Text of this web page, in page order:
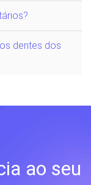
dentes dos
ao seu